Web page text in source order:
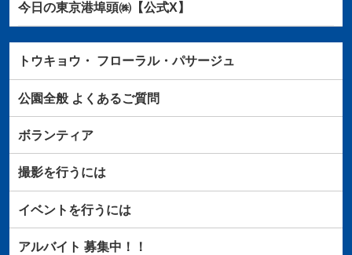
今日の東京港埠頭㈱【公式X】
トウキョウ・ フローラル・パサージュ
公園全般よくあるご質問
ボランティア
撮影を行うには
イベントを行うには
アルバイト 募集中！！